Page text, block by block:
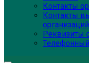
Контакты
Контакты
организаций
Реквизиты